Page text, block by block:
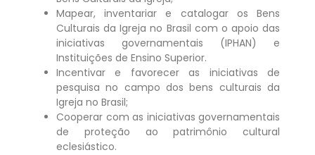
Mapear, inventariar e catalogar os Bens
Culturais da Igreja no Brasil com o apoio das
iniciativas governamentais (IPHAN) e
Instituições de Ensino Superior.
Incentivar e favorecer as iniciativas de
pesquisa no campo dos bens culturais da
Igreja no Brasil;
Cooperar com as iniciativas governamentais
de proteção ao patrimônio cultural
eclesiástico.